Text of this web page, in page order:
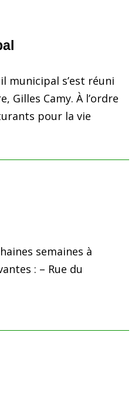
municipal s’est réuni
Gilles Camy. À l’ordre
pour la vie
semaines à
: – Rue du